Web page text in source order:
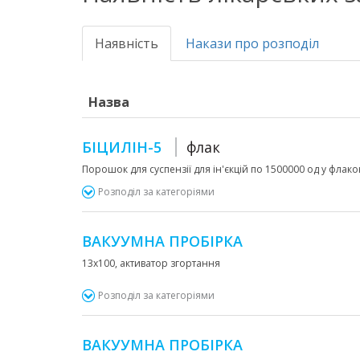
Наявність Накази про розподіл
Назва
БІЦИЛІН-5 флак
Порошок для суспензії для ін'єкцій по 1500000 од у
Розподіл за категоріями
ВАКУУМНА ПРОБІРКА
13х100, активатор згортання
Розподіл за категоріями
ВАКУУМНА ПРОБІРКА